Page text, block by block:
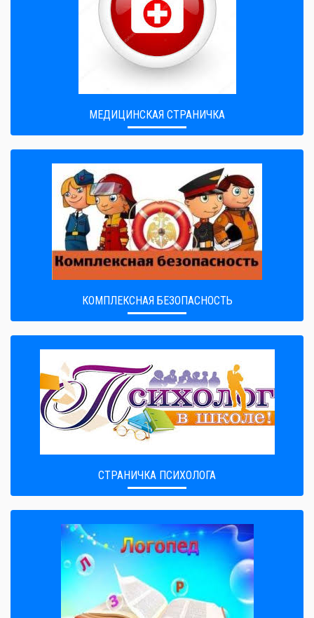
МЕДИЦИНСКАЯ СТРАНИЧКА
КОМПЛЕКСНАЯ БЕЗОПАСНОСТЬ
СТРАНИЧКА ПСИХОЛОГА